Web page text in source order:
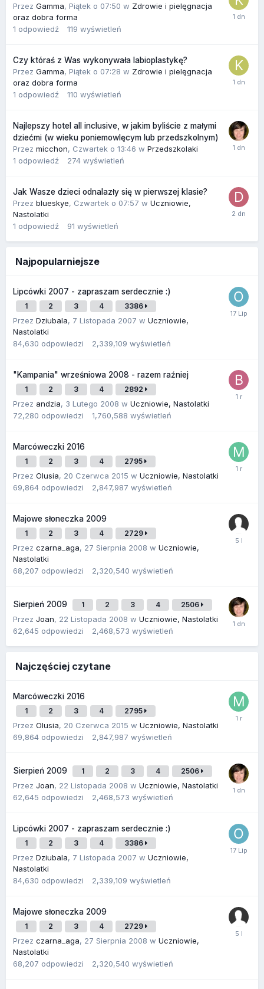
Przez Gamma, Piątek o 07:50 w Zdrowie i pielęgnacja
oraz dobra forma
1 odpowiedź 119 wyświetleń
Czy któraś z Was wykonywała labioplastykę?
Przez Gamma, Piątek o 07:28 w Zdrowie i pielęgnacja
oraz dobra forma
1 odpowiedź 110 wyświetleń
Najlepszy hotel all inclusive, w jakim byliście z małymi
dziećmi (w wieku poniemowlęcym lub przedszkolnym)
Przez micchon, Czwartek o 13:46 w Przedszkolaki
1 odpowiedź 274 wyświetleń
Jak Wasze dzieci odnalazły się w pierwszej klasie?
Przez blueskye, Czwartek o 07:57 w Uczniowie,
Nastolatki
1 odpowiedź 91 wyświetleń
Najpopularniejsze
Lipcówki 2007 - zapraszam serdecznie :)
1 2 3 4 3386
Przez Dziubala, 7 Listopada 2007 w Uczniowie,
Nastolatki
84,630 odpowiedzi 2,339,109 wyświetleń
"Kampania" wrześniowa 2008 - razem raźniej
1 2 3 4 2892
Przez andzia, 3 Lutego 2008 w Uczniowie, Nastolatki
72,280 odpowiedzi 1,760,588 wyświetleń
Marcóweczki 2016
1 2 3 4 2795
Przez Olusia, 20 Czerwca 2015 w Uczniowie, Nastolatki
69,864 odpowiedzi 2,847,987 wyświetleń
Majowe słoneczka 2009
1 2 3 4 2729
Przez czarna_aga, 27 Sierpnia 2008 w Uczniowie,
Nastolatki
68,207 odpowiedzi 2,320,540 wyświetleń
Sierpień 2009 1 2 3 4 2506
Przez Joan, 22 Listopada 2008 w Uczniowie, Nastolatki
62,645 odpowiedzi 2,468,573 wyświetleń
Najczęściej czytane
Marcóweczki 2016
1 2 3 4 2795
Przez Olusia, 20 Czerwca 2015 w Uczniowie, Nastolatki
69,864 odpowiedzi 2,847,987 wyświetleń
Sierpień 2009 1 2 3 4 2506
Przez Joan, 22 Listopada 2008 w Uczniowie, Nastolatki
62,645 odpowiedzi 2,468,573 wyświetleń
Lipcówki 2007 - zapraszam serdecznie :)
1 2 3 4 3386
Przez Dziubala, 7 Listopada 2007 w Uczniowie,
Nastolatki
84,630 odpowiedzi 2,339,109 wyświetleń
Majowe słoneczka 2009
1 2 3 4 2729
Przez czarna_aga, 27 Sierpnia 2008 w Uczniowie,
Nastolatki
68,207 odpowiedzi 2,320,540 wyświetleń